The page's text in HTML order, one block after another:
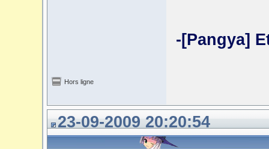
-[Pangya]
Hors ligne
23-09-2009 20:20:54